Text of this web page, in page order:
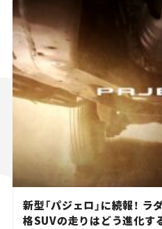
新型「パジェロ」に続報！
格SUVの走りはどう進化す